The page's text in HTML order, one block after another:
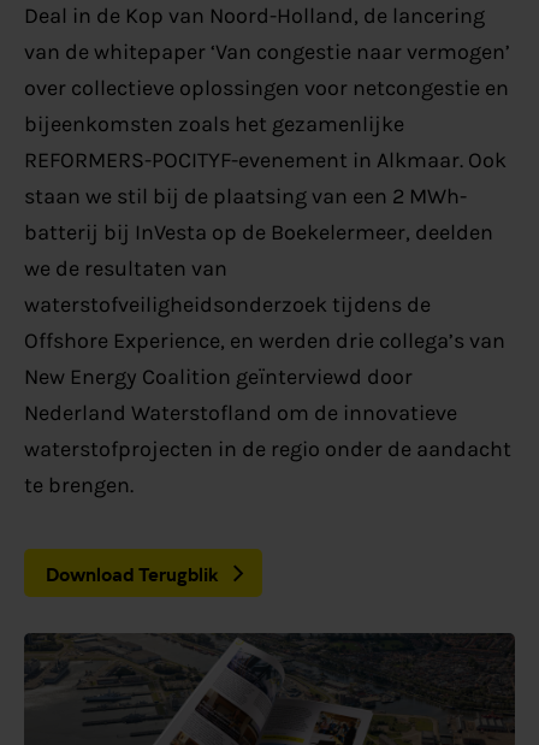
Deal in de Kop van Noord-Holland, de lancering
van de whitepaper ‘Van congestie naar vermogen’
over collectieve oplossingen voor netcongestie en
bijeenkomsten zoals het gezamenlijke
REFORMERS-POCITYF-evenement in Alkmaar. Ook
staan we stil bij de plaatsing van een 2 MWh-
batterij bij InVesta op de Boekelermeer, deelden
we de resultaten van
waterstofveiligheidsonderzoek tijdens de
Offshore Experience, en werden drie collega’s van
New Energy Coalition geïnterviewd door
Nederland Waterstofland om de innovatieve
waterstofprojecten in de regio onder de aandacht
te brengen.
Download Terugblik